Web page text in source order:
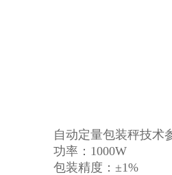
自动定量包装秤技术
功率：1000W
包装精度：±1%